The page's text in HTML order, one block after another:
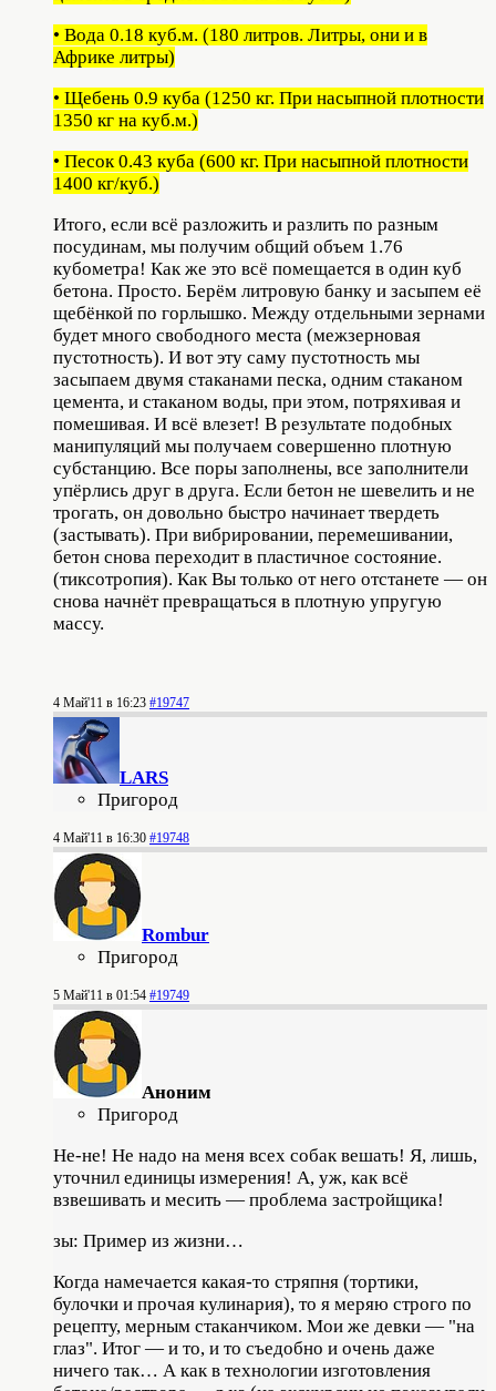
• Вода 0.18 куб.м. (180 литров. Литры, они и в
Африке литры)
• Щебень 0.9 куба (1250 кг. При насыпной плотности
1350 кг на куб.м.)
• Песок 0.43 куба (600 кг. При насыпной плотности
1400 кг/куб.)
Итого, если всё разложить и разлить по разным
посудинам, мы получим общий объем 1.76
кубометра! Как же это всё помещается в один куб
бетона. Просто. Берём литровую банку и засыпем её
щебёнкой по горлышко. Между отдельными зернами
будет много свободного места (межзерновая
пустотность). И вот эту саму пустотность мы
засыпаем двумя стаканами песка, одним стаканом
цемента, и стаканом воды, при этом, потряхивая и
помешивая. И всё влезет! В результате подобных
манипуляций мы получаем совершенно плотную
субстанцию. Все поры заполнены, все заполнители
упёрлись друг в друга. Если бетон не шевелить и не
трогать, он довольно быстро начинает твердеть
(застывать). При вибрировании, перемешивании,
бетон снова переходит в пластичное состояние.
(тиксотропия). Как Вы только от него отстанете — он
снова начнёт превращаться в плотную упругую
массу.
4 Май'11 в 16:23 #19747
LARS
Пригород
4 Май'11 в 16:30 #19748
Rombur
Пригород
5 Май'11 в 01:54 #19749
Аноним
Пригород
Не-не! Не надо на меня всех собак вешать! Я, лишь,
уточнил единицы измерения! А, уж, как всё
взвешивать и месить — проблема застройщика!
зы: Пример из жизни…
Когда намечается какая-то стряпня (тортики,
булочки и прочая кулинария), то я меряю строго по
рецепту, мерным стаканчиком. Мои же девки — "на
глаз". Итог — и то, и то съедобно и очень даже
ничего так… А как в технологии изготовления